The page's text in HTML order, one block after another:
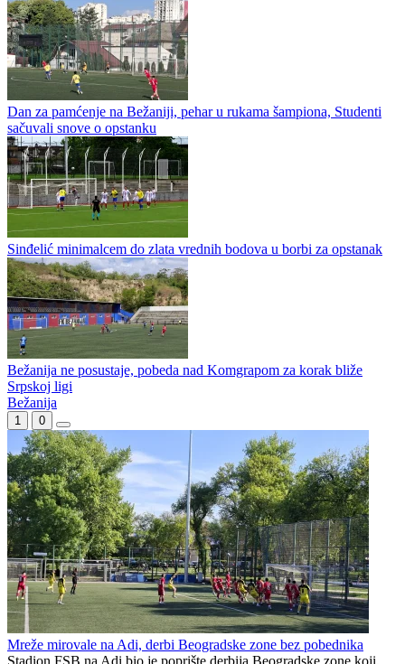
Dan za pamćenje na Bežaniji, pehar u rukama šampiona, Studenti
sačuvali snove o opstanku
Sinđelić minimalcem do zlata vrednih bodova u borbi za opstanak
Bežanija ne posustaje, pobeda nad Komgrapom za korak bliže
Srpskoj ligi
Bežanija
1 0
Mreže mirovale na Adi, derbi Beogradske zone bez pobednika